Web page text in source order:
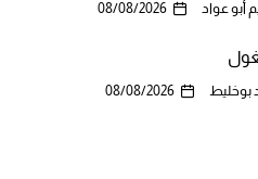
أبو عواد 08/08/2026
بوخليط 08/08/2026